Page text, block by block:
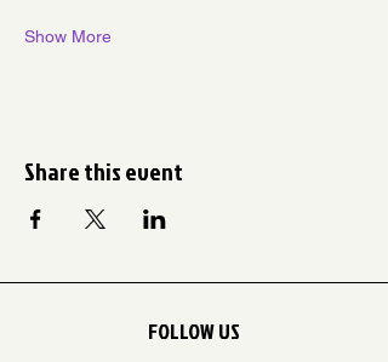
Show More
Share this event
FOLLOW US